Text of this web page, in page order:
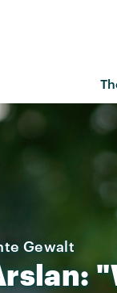
Gewalt